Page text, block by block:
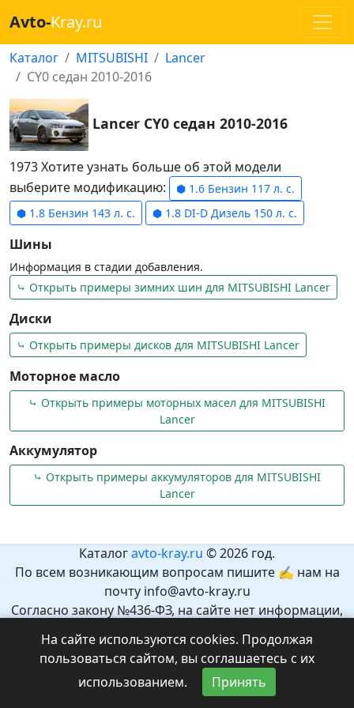
Avto-Kray.ru
Каталог MITSUBISHI
Lancer
CY0 седан 2010-2016
Lancer CY0 седан 2010-2016
1973 Хотите узнать больше об этой модели
выберите модификацию:
⬢ 1.6 Бензин 117 л. с.
⬢ 1.8 Бензин 143 л. с.
⬢ 1.8 DI-D Дизель 150 л. с.
Шины
Информация в стадии добавления.
⤷ Открыть примеры зимних шин для MITSUBISHI Lancer
Диски
⤷ Открыть примеры дисков для MITSUBISHI Lancer
Моторное масло
⤷ Открыть примеры моторных масел для MITSUBISHI
Lancer
Аккумулятор
⤷ Открыть примеры аккумуляторов для MITSUBISHI
Lancer
Каталогavto-kray.ru © 2026 год.
По всем возникающим вопросам пишите ✍ нам на
почту info@avto-kray.ru
Согласно закону №436-ФЗ, на сайте нет информации,
которая может причинить вред здоровью и развитию
детей.
Рекомендуемый возраст 12+.
На сайте используются cookies. Продолжая
пользоваться сайтом, вы соглашаетесь с их
использованием.
Принять